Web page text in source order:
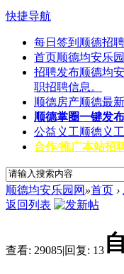
快捷导航
每日签到 顺德招
首页顺德均安乐
招聘发布顺德均
职招聘信息。
顺德房产顺德最
顺德掌圈一键发
公益义工顺德义
合作/推广本站招
顺德均安乐园网 »首页 ›
返回列表
查看: 29085|回复: 13